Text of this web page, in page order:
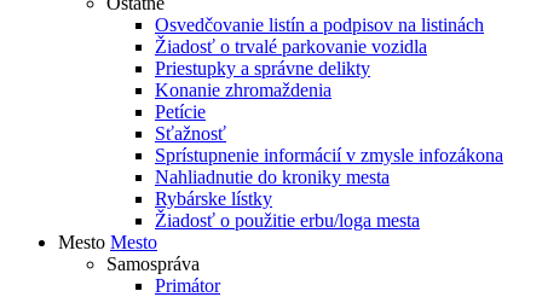
Osvedčovanie listín a podpisov na listinách
Žiadosť o trvalé parkovanie vozidla
Priestupky a správne delikty
Konanie zhromaždenia
Petície
Sťažnosť
Sprístupnenie informácií v zmysle infozákona
Nahliadnutie do kroniky mesta
Rybárske lístky
Žiadosť o použitie erbu/loga mesta
Mesto Mesto
Samospráva
Primátor